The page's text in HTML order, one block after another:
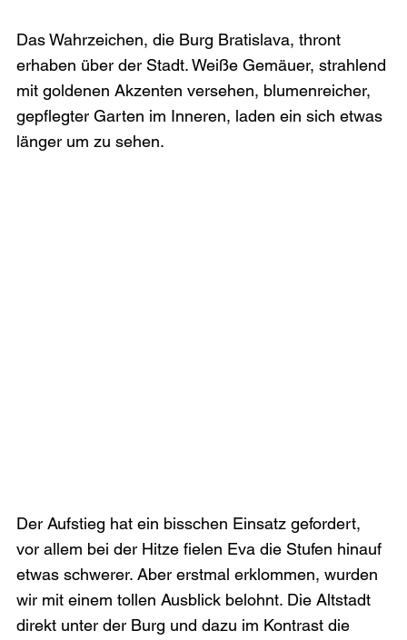
Das Wahrzeichen, die Burg Bratislava, thront
erhaben über der Stadt. Weiße Gemäuer, strahlend
mit goldenen Akzenten versehen, blumenreicher,
gepflegter Garten im Inneren, laden ein sich etwas
länger um zu sehen.
Der Aufstieg hat ein bisschen Einsatz gefordert,
vor allem bei der Hitze fielen Eva die Stufen hinauf
etwas schwerer. Aber erstmal erklommen, wurden
wir mit einem tollen Ausblick belohnt. Die Altstadt
direkt unter der Burg und dazu im Kontrast die